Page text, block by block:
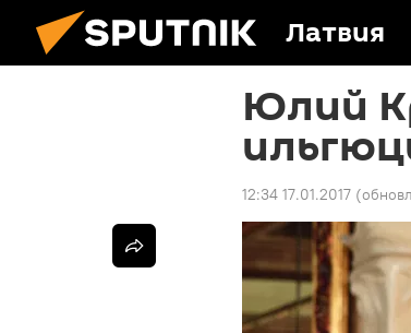
Латвия
Юлий
12:34 17.01.2017